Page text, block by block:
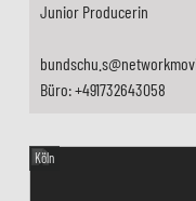
Junior Producerin
Büro: +491732643058
Köln